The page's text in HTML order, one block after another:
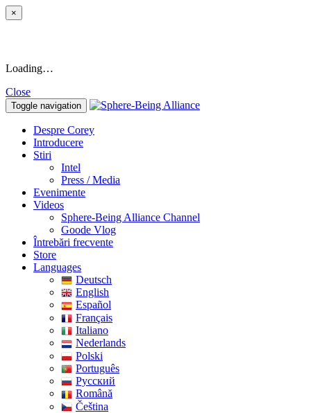
×
Loading…
Close
Toggle navigation
Despre Corey
Introducere
Stiri
Intel
Press / Media
Evenimente
Videos
Sphere-Being Alliance Channel
Goode Vlog
Întrebări frecvente
Store
Languages
Deutsch
English
Español
Français
Italiano
Nederlands
Polski
Português
Pусский
Română
Čeština